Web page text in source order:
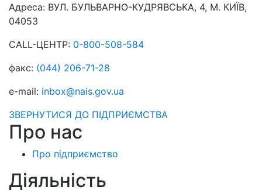
Адреса: ВУЛ. БУЛЬВАРНО-КУДРЯВСЬКА, 4, М. КИЇВ,
04053
CALL-ЦЕНТР: 0-800-508-584
факс: (044) 206-71-28
e-mail: inbox@nais.gov.ua
ЗВЕРНУТИСЯ ДО ПІДПРИЄМСТВА
Про нас
Про підприємство
Діяльність